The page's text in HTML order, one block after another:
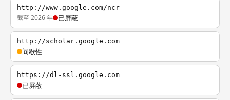
http://www.google.com/ncr
截至 2026 年 已屏蔽
http://scholar.google.com
间歇性
https://dl-ssl.google.com
已屏蔽